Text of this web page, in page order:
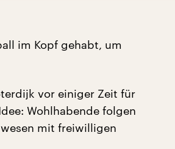
im Kopf gehabt, um
vor einiger Zeit für
Wohlhabende folgen
mit freiwilligen